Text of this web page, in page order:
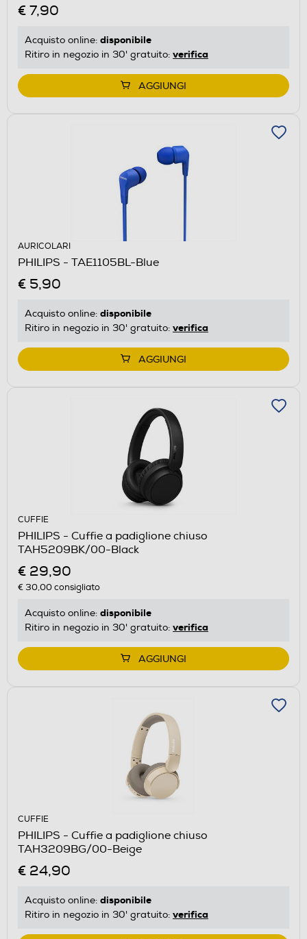
€ 7,90
Acquisto online: disponibile
Ritiro in negozio in 30' gratuito: verifica
AGGIUNGI
AURICOLARI
PHILIPS - TAE1105BL-Blue
€ 5,90
Acquisto online: disponibile
Ritiro in negozio in 30' gratuito: verifica
AGGIUNGI
CUFFIE
PHILIPS - Cuffie a padiglione chiuso
TAH5209BK/00-Black
€ 29,90
€ 30,00consigliato
Acquisto online: disponibile
Ritiro in negozio in 30' gratuito: verifica
AGGIUNGI
CUFFIE
PHILIPS - Cuffie a padiglione chiuso
TAH3209BG/00-Beige
€ 24,90
Acquisto online: disponibile
Ritiro in negozio in 30' gratuito: verifica